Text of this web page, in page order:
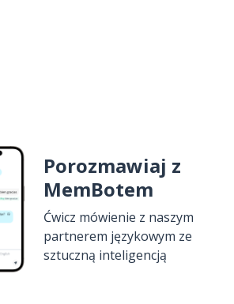
Porozmawiaj z
MemBotem
Ćwicz mówienie z naszym
partnerem językowym ze
sztuczną inteligencją